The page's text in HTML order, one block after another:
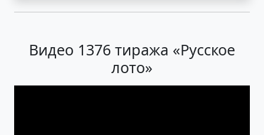
Видео 1376 тиража «Русское
лото»